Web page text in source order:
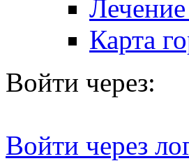
Карта
Войти через:
Войти через